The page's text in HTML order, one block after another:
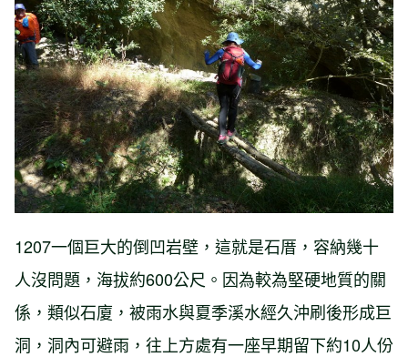
1207一個巨大的倒凹岩壁，這就是石厝，容納幾十
人沒問題，海拔約600公尺。因為較為堅硬地質的關
係，類似石廈，被雨水與夏季溪水經久沖刷後形成巨
洞，洞內可避雨，往上方處有一座早期留下約10人份